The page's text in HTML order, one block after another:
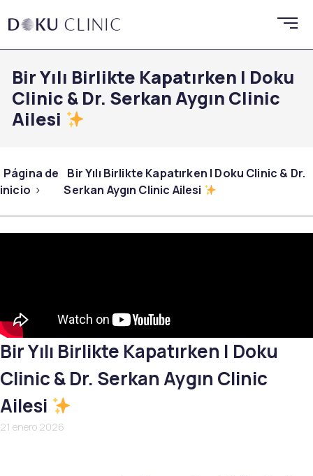
Bir Yılı Birlikte Kapatırken | Doku
Clinic & Dr. Serkan Aygın Clinic
Ailesi
Página de
inicio
Bir Yılı Birlikte Kapatırken | Doku Clinic & Dr.
Serkan Aygın Clinic Ailesi
Bir Yılı Birlikte Kapatırken | Doku
Clinic & Dr. Serkan Aygın Clinic
Ailesi
21 enero 2026